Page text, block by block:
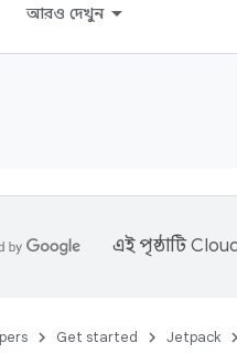
আরও দেখুন
এই পৃষ্ঠাটি
Get started Jetpack